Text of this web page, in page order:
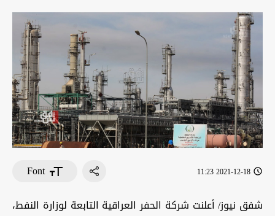
2021-12-18 11:23
Font
شفق نيوز/ أعلنت شركة الحفر العراقية التابعة لوزارة النفط،